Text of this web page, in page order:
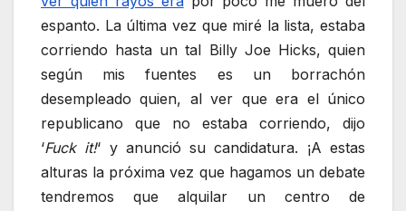
espanto. La última vez que miré la lista, estaba
corriendo hasta un tal Billy Joe Hicks, quien
según mis fuentes es un borrachón
desempleado quien, al ver que era el único
republicano que no estaba corriendo, dijo
‘Fuck it!‘ y anunció su candidatura. ¡A estas
alturas la próxima vez que hagamos un debate
tendremos que alquilar un centro de